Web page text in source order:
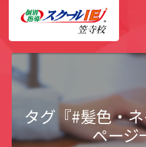
タグ『#髪色・
ページ